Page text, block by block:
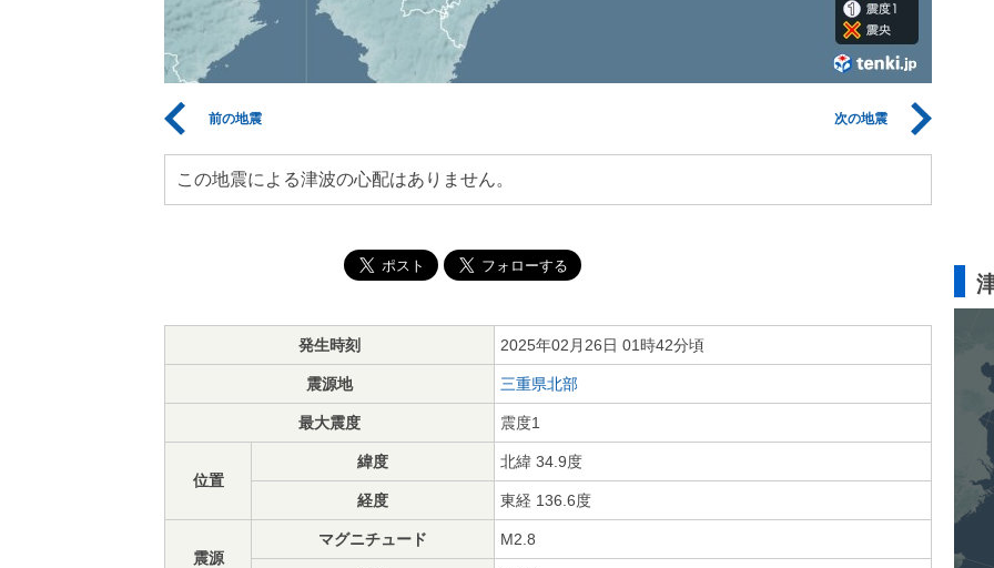
前の地震 次の地震
この地震による津波の心配はありません。
発生時刻 2025年02月26日 01時42分頃
震源地 三重県北部
最大震度 震度1
位置
緯度 北緯 34.9度
経度 東経 136.6度
震源
マグニチュード M2.8